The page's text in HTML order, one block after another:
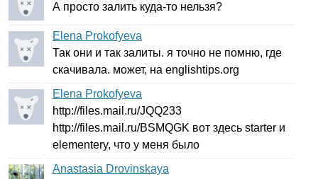
А просто залить куда-то нельзя?
Elena Prokofyeva
Так они и так залиты. я точно не помню, где
скачивала. может, на englishtips.org
Elena Prokofyeva
http://files.mail .ru/JQQ233
http://files.mail .ru/BSMQGK вот здесь starter и
elementery, что у меня было
Anastasia Drovinskaya